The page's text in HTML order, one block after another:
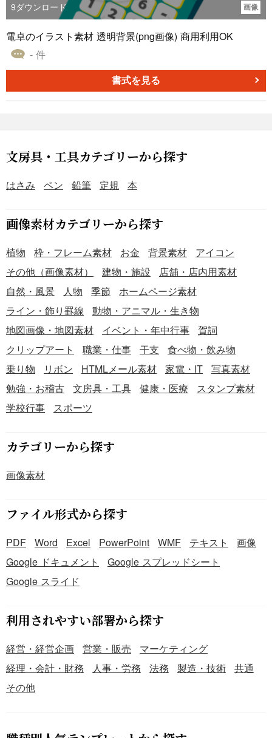
9ダウンロード 画像
電卓のイラスト素材 透明背景(png画像) 商用利用OK
- 件
書式を見る
文房具・工具カテゴリーから探す
はさみ ペン 鉛筆 定規 本
画像素材カテゴリーから探す
植物 枠・フレーム素材 お金 背景素材
アイコン
その他（画像素材）
建物・施設
店舗・店内用素材
自然・風景
人物 季節
ホームページ素材
ライン・飾り罫線
動物・アニマル・生き物
地図画像・地図素材
イベント・年中行事
賀詞
クリップアート
職業・仕事 干支
食べ物・飲み物
乗り物
リボン HTMLメール素材 家電・IT
写真素材
勉強・お稽古
文房具・工具 健康・医療
スタンプ素材
学校行事
スポーツ
カテゴリーから探す
画像素材
ファイル形式から探す
PDF Word Excel PowerPoint WMF テキスト
画像
Google ドキュメント
Google スプレッドシート
Google スライド
利用されやすい部署から探す
経営・経営企画 営業・販売
マーケティング
経理・会計・財務
人事・労務 法務 製造・技術
共通
その他